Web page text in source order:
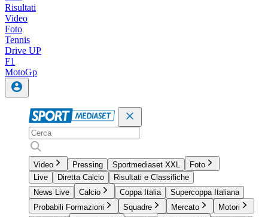
Risultati
Video
Foto
Tennis
Drive UP
F1
MotoGp
Video Pressing Sportmediaset XXL
Foto
Live
Diretta Calcio
Risultati e Classifiche
News Live
Calcio Coppa Italia
Supercoppa Italiana
Probabili Formazioni
Squadre Mercato
Motori